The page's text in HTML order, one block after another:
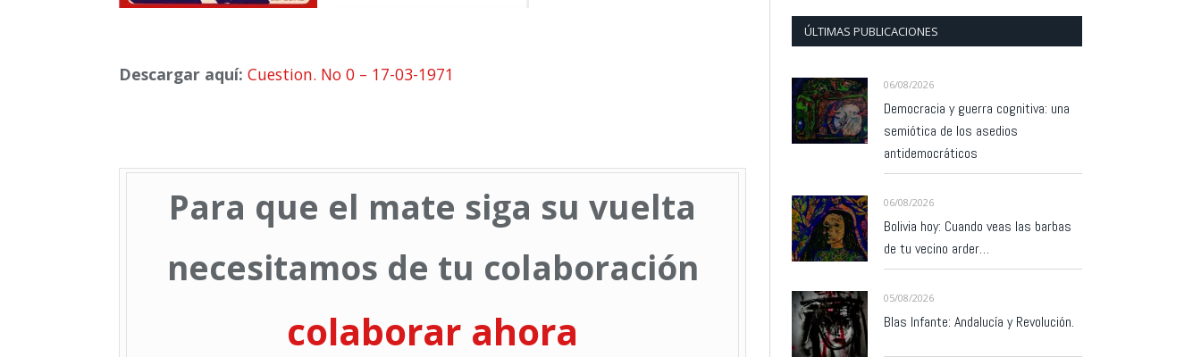
Descargar aquí: Cuestion. No 0 – 17-03-1971
Para que el mate siga su vuelta
necesitamos de tu colaboración
colaborar ahora
ÚLTIMAS PUBLICACIONES
06/08/2026
Democracia y guerra cognitiva: una
semiótica de los asedios
antidemocráticos
06/08/2026
Bolivia hoy: Cuando veas las barbas
de tu vecino arder…
05/08/2026
Blas Infante: Andalucía y Revolución.